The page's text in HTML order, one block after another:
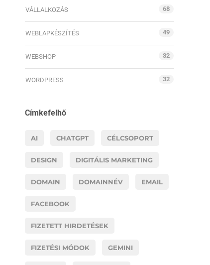
VÁLLALKOZÁS 68
WEBLAPKÉSZÍTÉS 49
WEBSHOP 32
WORDPRESS 32
Címkefelhő
AI CHATGPT CÉLCSOPORT
DESIGN DIGITÁLIS MARKETING
DOMAIN DOMAINNÉV EMAIL
FACEBOOK
FIZETETT HIRDETÉSEK
FIZETÉSI MÓDOK GEMINI